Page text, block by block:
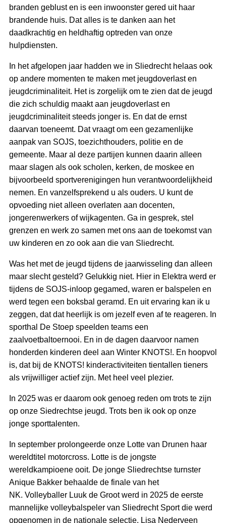
branden geblust en is een inwoonster gered uit haar
brandende huis. Dat alles is te danken aan het
daadkrachtig en heldhaftig optreden van onze
hulpdiensten.
In het afgelopen jaar hadden we in Sliedrecht helaas ook
op andere momenten te maken met jeugdoverlast en
jeugdcriminaliteit. Het is zorgelijk om te zien dat de jeugd
die zich schuldig maakt aan jeugdoverlast en
jeugdcriminaliteit steeds jonger is. En dat de ernst
daarvan toeneemt. Dat vraagt om een gezamenlijke
aanpak van SOJS, toezichthouders, politie en de
gemeente. Maar al deze partijen kunnen daarin alleen
maar slagen als ook scholen, kerken, de moskee en
bijvoorbeeld sportverenigingen hun verantwoordelijkheid
nemen. En vanzelfsprekend u als ouders. U kunt de
opvoeding niet alleen overlaten aan docenten,
jongerenwerkers of wijkagenten. Ga in gesprek, stel
grenzen en werk zo samen met ons aan de toekomst van
uw kinderen en zo ook aan die van Sliedrecht.
Was het met de jeugd tijdens de jaarwisseling dan alleen
maar slecht gesteld? Gelukkig niet. Hier in Elektra werd er
tijdens de SOJS-inloop gegamed, waren er balspelen en
werd tegen een boksbal geramd. En uit ervaring kan ik u
zeggen, dat dat heerlijk is om jezelf even af te reageren. In
sporthal De Stoep speelden teams een
zaalvoetbaltoernooi. En in de dagen daarvoor namen
honderden kinderen deel aan Winter KNOTS!. En hoopvol
is, dat bij de KNOTS! kinderactiviteiten tientallen tieners
als vrijwilliger actief zijn. Met heel veel plezier.
In 2025 was er daarom ook genoeg reden om trots te zijn
op onze Siedrechtse jeugd. Trots ben ik ook op onze
jonge sporttalenten.
In september prolongeerde onze Lotte van Drunen haar
wereldtitel motorcross. Lotte is de jongste
wereldkampioene ooit. De jonge Sliedrechtse turnster
Anique Bakker behaalde de finale van het
NK. Volleyballer Luuk de Groot werd in 2025 de eerste
mannelijke volleybalspeler van Sliedrecht Sport die werd
opgenomen in de nationale selectie. Lisa Nederveen